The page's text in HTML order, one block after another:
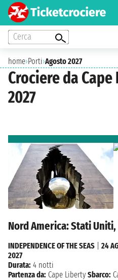
Cerca
home›Porti›Agosto 2027
Crociere da
2027
Nord America: Stati Uniti,
INDEPENDENCE OF THE SEAS
24
2027
Durata: 4 notti
Partenza da: Cape Liberty Sbarco: